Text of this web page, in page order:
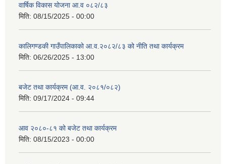
वार्षिक विकास योजना आ.व ०८२/८३
मिति: 08/15/2025 - 00:00
कालिगण्डकी गाउँपालिकाको आ.व.२०८२/८३ को नीति तथा कार्यक्रम
मिति: 06/26/2025 - 13:00
बजेट तथा कार्यक्रम (आ.व. २०८१/०८२)
मिति: 09/17/2024 - 09:44
आव २०८०-८१ को बजेट तथा कार्यक्रम
मिति: 08/15/2023 - 00:00